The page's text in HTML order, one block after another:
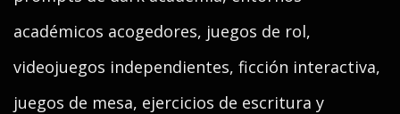
académicos acogedores, juegos de rol,
videojuegos independientes, ficción interactiva,
juegos de mesa, ejercicios de escritura y